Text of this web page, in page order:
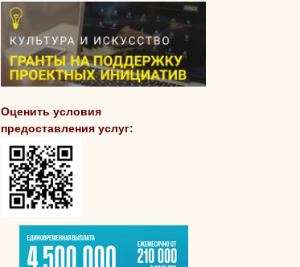
Оценить условия
предоставления услуг: